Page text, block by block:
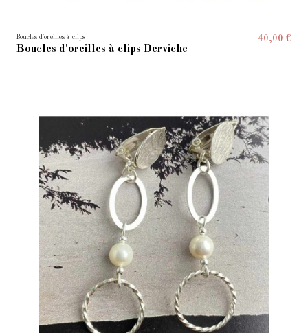
Boucles d'oreilles à clips
Boucles d'oreilles à clips Derviche
40,00 €